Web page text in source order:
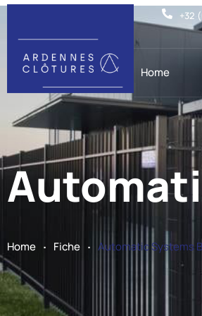
+32
Home
Home . Fiche . Automatic Systems